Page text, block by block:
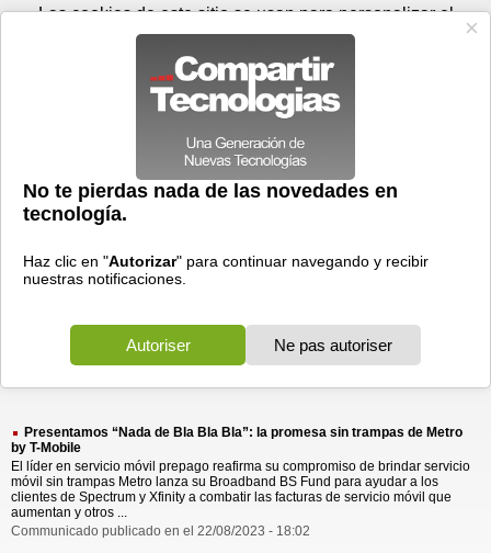
Prensa Videos
> bla promesa sin
bla promesa sin
3 resultados Ordenar por fecha-Ordenar por pertinencia
Presentamos “Nada de Bla Bla Bla”: la promesa sin trampas de Metro
by T-Mobile
El líder en servicio móvil prepago reafirma su compromiso de brindar servicio
móvil sin trampas Metro lanza su Broadband BS Fund para ayudar a los
clientes de Spectrum y Xfinity a combatir las facturas de servicio móvil que
aumentan y otros ...
Communicado publicado en el 22/08/2023 - 18:02
Sábado 08 de agosto - 04:21 Registrar Conectar
Las cookies de este sitio se usan para personalizar el
contenido y los anuncios, para ofrecer funciones de medios
sociales y para analizar el tráfico. Además, compartimos
información sobre el uso que haga del sitio web con nuestros
partners de medios sociales, de publicidad y de análisis
web.
OK